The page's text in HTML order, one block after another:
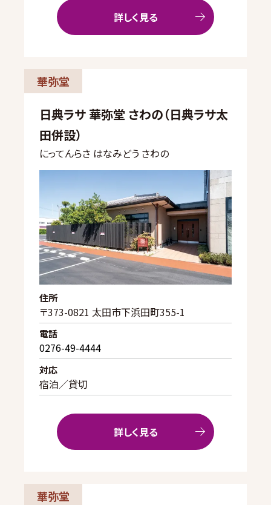
詳しく見る
華弥堂
日典ラサ 華弥堂 さわの（日典ラサ太
田併設）
にってんらさ はなみどう さわの
住所
〒373-0821 太田市下浜田町355-1
電話
0276-49-4444
対応
宿泊／貸切
詳しく見る
華弥堂